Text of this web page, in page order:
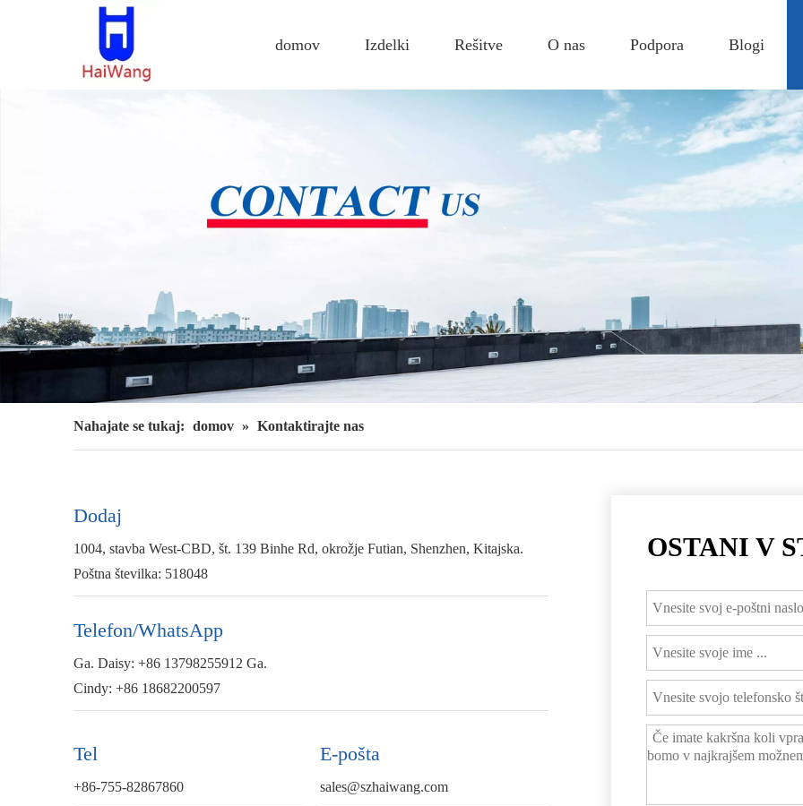
domov Izdelki Rešitve O nas Podpora Blogi
Nahajate se tukaj: domov » Kontaktirajte nas
Dodaj
1004, stavba West-CBD, št. 139 Binhe Rd, okrožje Futian, Shenzhen, Kitajska.
Poštna številka: 518048
Telefon/WhatsApp
Ga. Daisy: +86 13798255912 Ga.
Cindy: +86 18682200597
Tel
+86-755-82867860
E-pošta
sales@szhaiwang.com
OSTANI V